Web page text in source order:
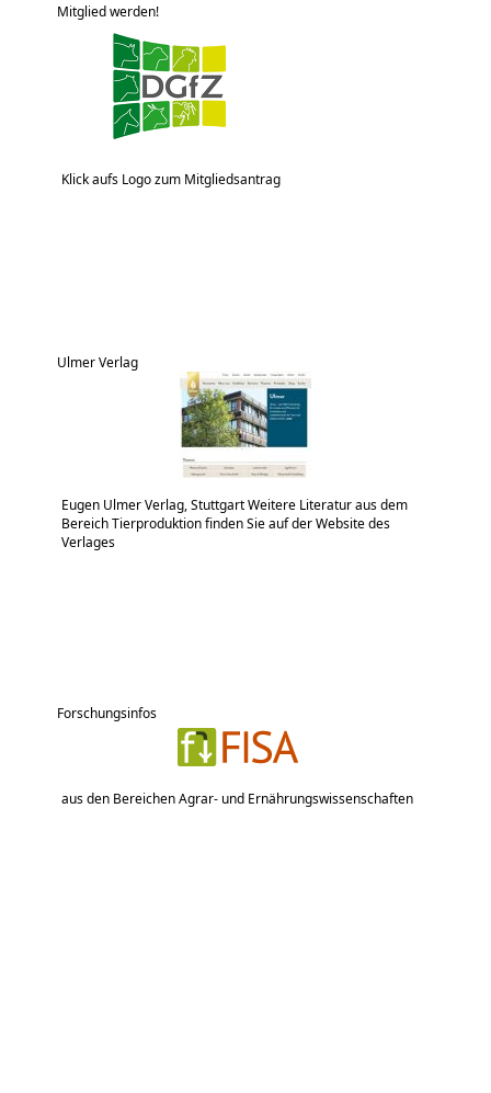
Mitglied werden!
Klick aufs Logo zum Mitgliedsantrag
Ulmer Verlag
Eugen Ulmer Verlag, Stuttgart Weitere Literatur aus dem
Bereich Tierproduktion finden Sie auf der Website des
Verlages
Forschungsinfos
aus den Bereichen Agrar- und Ernährungswissenschaften